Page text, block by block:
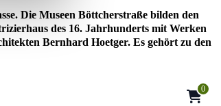
Die Museen Böttcherstraße bilden den
des 16. Jahrhunderts mit Werken
Bernhard Hoetger. Es gehört zu den
0